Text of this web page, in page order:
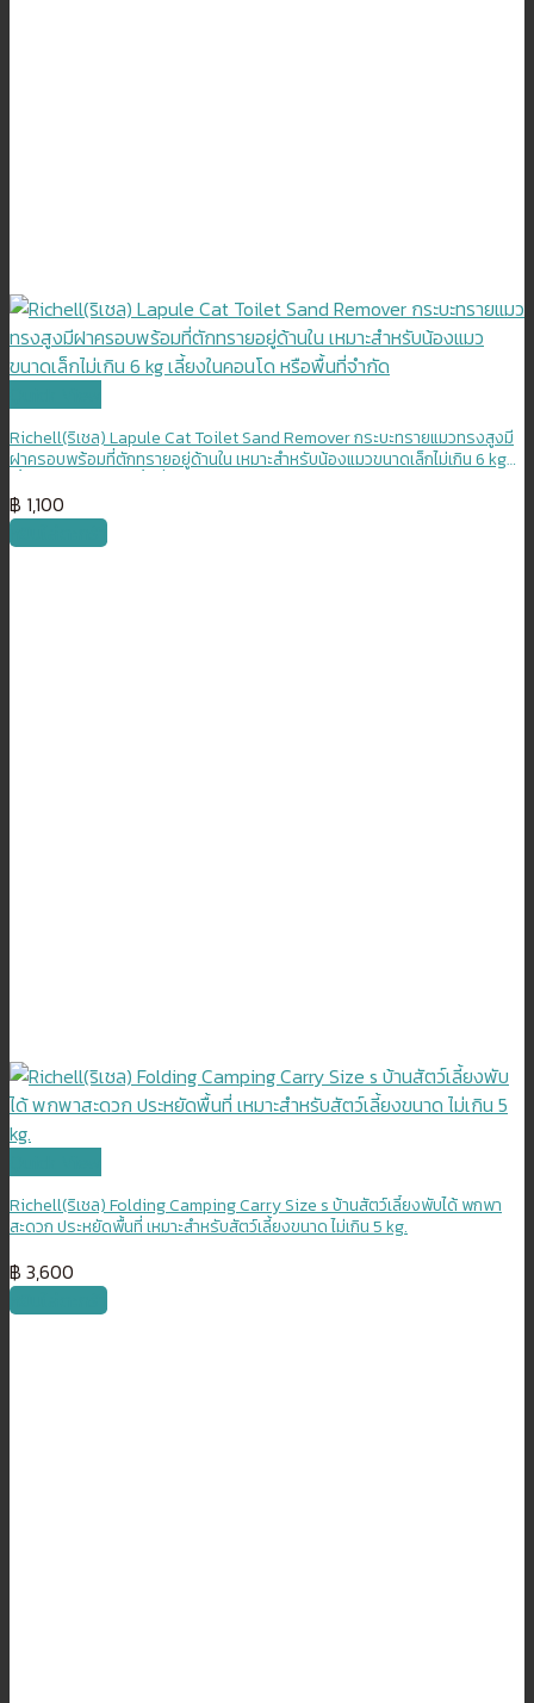
Richell(ริเชล) Lapule Cat Toilet Sand Remover กระบะทรายแมวทรงสูงมี
ฝาครอบพร้อมที่ตักทรายอยู่ด้านใน เหมาะสำหรับน้องแมวขนาดเล็กไม่เกิน 6 kg
฿ 1,100
หยิบใส่ตะกร้า
Richell(ริเชล) Folding Camping Carry Size s บ้านสัตว์เลี้ยงพับได้ พกพา
สะดวก ประหยัดพื้นที่ เหมาะสำหรับสัตว์เลี้ยงขนาด ไม่เกิน 5 kg.
฿ 3,600
หยิบใส่ตะกร้า